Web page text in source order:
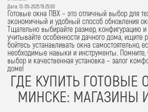
Дата: 12-05-2025 19:25:00
Готовые окна ПВХ – это отличный выбор для
экономичный и удобный способ обновления
Тщательно выбирайте размер, конфигурацию и
учитывайте особенности дачного дома, ищите
бойтесь устанавливать окна самостоятельно,
необходимые навыки и инструменты. Помните,
выбор и качественная установка – залог
доме!
ГДЕ КУПИТЬ ГОТОВЫЕ
МИНСКЕ: МАГАЗИНЫ